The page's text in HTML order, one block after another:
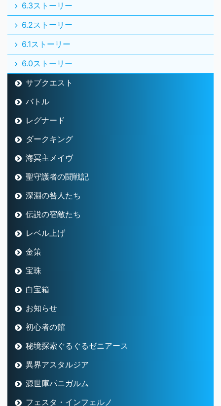
6.3ストーリー
6.2ストーリー
6.1ストーリー
6.0ストーリー
サブクエスト
バトル
レグナード
ダークキング
海冥主メイヴ
聖守護者の闘戦記
深淵の咎人たち
伝説の宿敵たち
レベル上げ
金策
宝珠
白宝箱
お知らせ
初心者の館
秘境探索ぐるぐるゼニアース
異界アスタルジア
源世庫パニガルム
フェスタ・インフェルノ